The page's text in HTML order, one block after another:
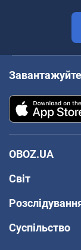
OBOZ.UA
Світ
Суспільство